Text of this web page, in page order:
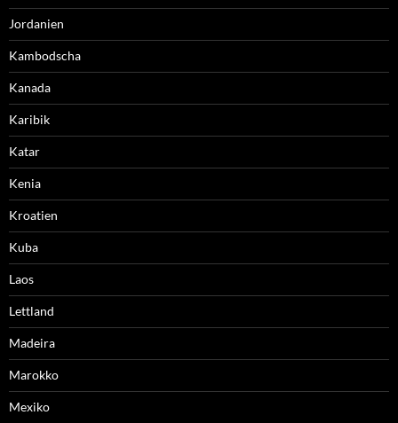
Jordanien
Kambodscha
Kanada
Karibik
Katar
Kenia
Kroatien
Kuba
Laos
Lettland
Madeira
Marokko
Mexiko